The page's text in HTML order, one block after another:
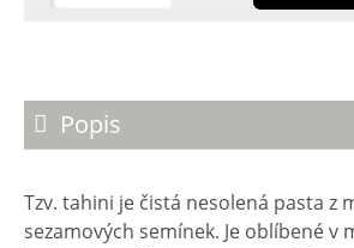
Popis
Tzv. tahini je čistá nesolená pasta z
sezamových semínek. Je oblíbené v